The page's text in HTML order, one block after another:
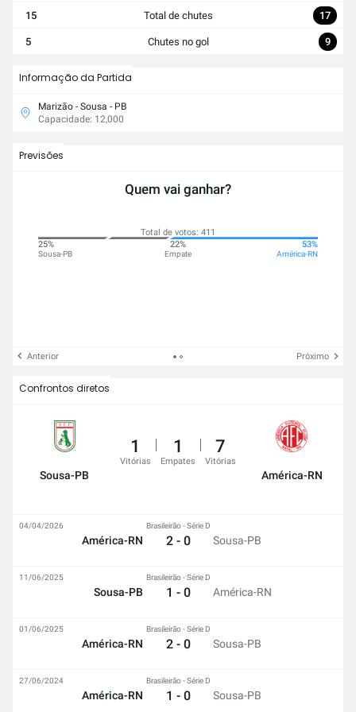
15 Total de chutes 17
5 Chutes no gol 9
Informação da Partida
Marizão - Sousa - PB
Capacidade: 12,000
Previsões
Quem vai ganhar?
Total de votos: 411
25%
Sousa-PB
22%
Empate
53%
América-RN
Anterior Próximo
Confrontos diretos
Sousa-PB
1
Vitórias
1
Empates
7
Vitórias
América-RN
América-RN
Brasileirão - Série D
2 - 0 Sousa-PB
04/04/2026
Sousa-PB
Brasileirão - Série D
1 - 0 América-RN
11/06/2025
América-RN
Brasileirão - Série D
2 - 0 Sousa-PB
01/06/2025
América-RN
Brasileirão - Série D
1 - 0 Sousa-PB
27/06/2024